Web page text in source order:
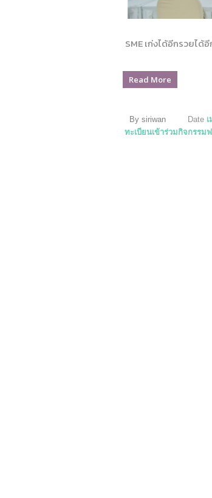
SME เก่งได้อีกรวยไ
Read More
By siriwan Date
ทะเบียนเข้าร่วมกิจกรรม